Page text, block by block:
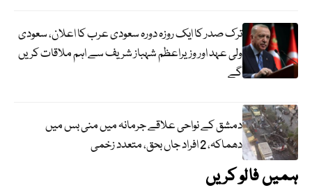
ترک صدر کا ایک روزہ دورہ سعودی عرب کا اعلان، سعودی
ولی عہد اور وزیراعظم شہباز شریف سے اہم ملاقات کریں
گے
دمشق کے نواحی علاقے جرمانہ میں منی بس میں
دھماکہ، 2 افراد جاں بحق، متعدد زخمی
ہمیں فالو کریں